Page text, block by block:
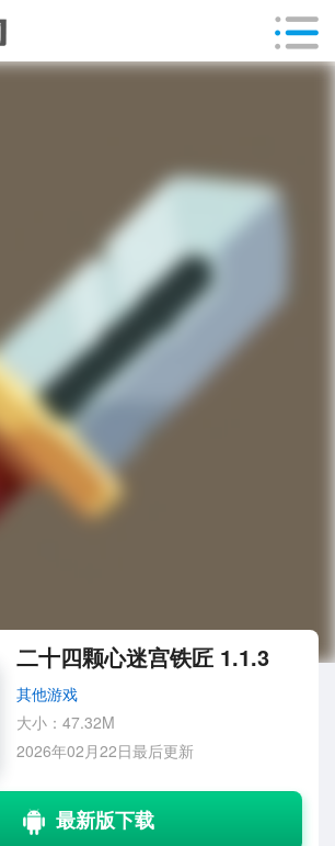
二十四颗心迷宫铁匠 1.1.3
其他游戏
大小：47.32M
2026年02月22日最后更新